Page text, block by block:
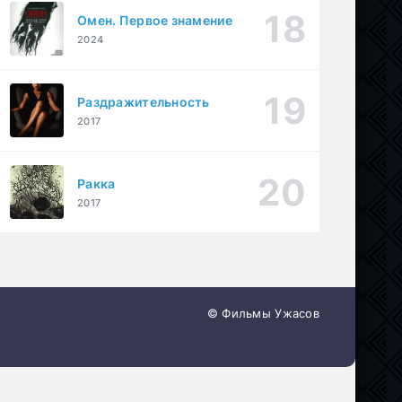
Омен. Первое знамение
2024
Раздражительность
2017
Ракка
2017
© Фильмы Ужасов